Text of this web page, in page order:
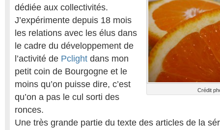
Crédit
dédiée aux collectivités.
J’expérimente depuis 18 mois
les relations avec les élus dans
le cadre du développement de
l’activité de Pclight dans mon
petit coin de Bourgogne et le
moins qu’on puisse dire, c’est
qu’on a pas le cul sorti des
ronces.
Une très grande partie du texte des articles de la